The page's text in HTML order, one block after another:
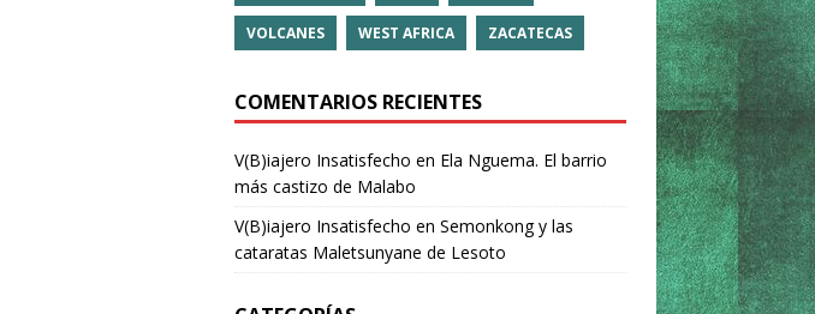
VOLCANES WEST AFRICA ZACATECAS
COMENTARIOS RECIENTES
V(B)iajero Insatisfecho en Ela Nguema. El barrio
más castizo de Malabo
V(B)iajero Insatisfecho en Semonkong y las
cataratas Maletsunyane de Lesoto